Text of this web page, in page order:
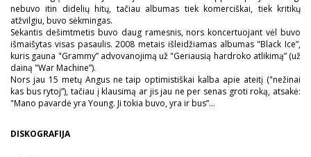
nebuvo itin didelių hitų, tačiau albumas tiek komerciškai, tiek kritikų
atžvilgiu, buvo sėkmingas.
Sekantis dešimtmetis buvo daug ramesnis, nors koncertuojant vėl buvo
išmaišytas visas pasaulis. 2008 metais išleidžiamas albumas "Black Ice”,
kuris gauna "Grammy” advovanojimą už "Geriausią hardroko atlikimą” (už
dainą "War Machine”).
Nors jau 15 metų Angus ne taip optimistiškai kalba apie ateitį ("nežinai
kas bus rytoj”), tačiau į klausimą ar jis jau ne per senas groti roką, atsakė:
"Mano pavardė yra Young. Ji tokia buvo, yra ir bus”...
DISKOGRAFIJA